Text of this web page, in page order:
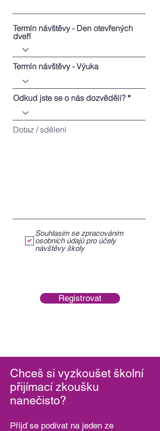
Termín návštěvy - Den otevřených
dveří
Termín návštěvy - Výuka
Odkud jste se o nás dozvěděli?
Dotaz / sdělení
Souhlasím se zpracováním
osobních údajů pro účely
návštěvy školy
Registrovat
Chceš si vyzkoušet školní
přijímací zkoušku
nanečisto?
Přijď se podívat na jeden ze